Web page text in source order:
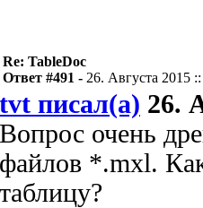
Re: TableDoc
Ответ #491 - 26. Августа 2015
tvt писал(а) 26.
Вопрос очень
файлов *.mxl.
таблицу?